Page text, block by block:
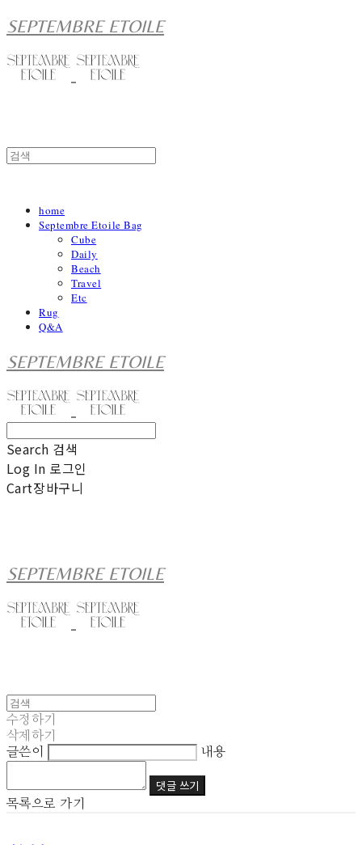
SEPTEMBRE ETOILE
home
Septembre Etoile Bag
Cube
Daily
Beach
Travel
Etc
Rug
Q&A
SEPTEMBRE ETOILE
Search 검색
Log In 로그인
Cart장바구니
SEPTEMBRE ETOILE
수정하기
삭제하기
글쓴이
내용
댓글 쓰기
목록으로 가기